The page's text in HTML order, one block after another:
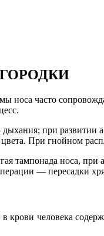
носа часто
дыхания; при
При гнойном
тампонада носа, при
— пересадки
человека